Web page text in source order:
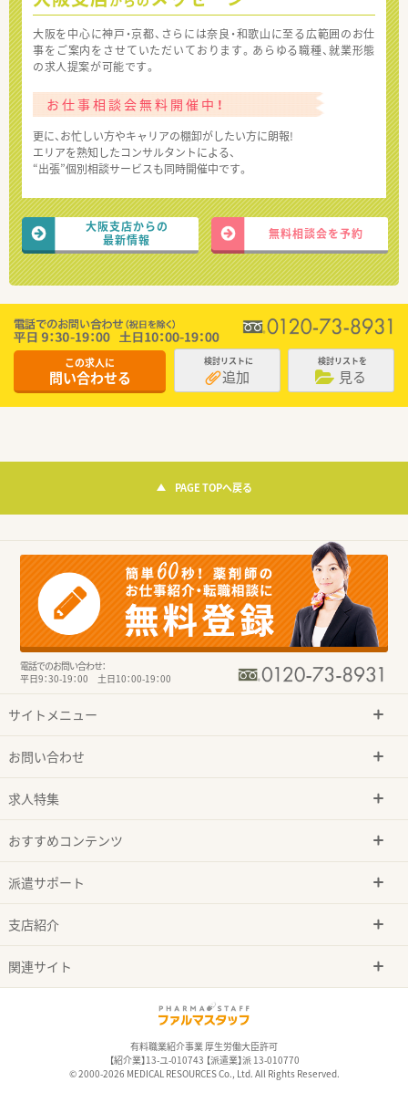
大阪を中心に神戸・京都、さらには奈良・和歌山に至る広範囲のお仕
事をご案内をさせていただいております。あらゆる職種、就業形態
の求人提案が可能です。
お仕事相談会無料開催中！
更に、お忙しい方やキャリアの棚卸がしたい方に朗報!
エリアを熟知したコンサルタントによる、
“出張”個別相談サービスも同時開催中です。
大阪支店からの
最新情報
無料相談会を予約
この求人に
問い合わせる
検討リストに
追加
検討リストを
見る
PAGE TOPへ戻る
電話でのお問い合わせ：
平日9：30-19：00 土日10：00-19：00
サイトメニュー
お問い合わせ
求人特集
おすすめコンテンツ
派遣サポート
支店紹介
関連サイト
有料職業紹介事業 厚生労働大臣許可
【紹介業】13-ユ-010743 【派遣業】派 13-010770
© 2000-2026 MEDICAL RESOURCES Co., Ltd. All Rights Reserved.